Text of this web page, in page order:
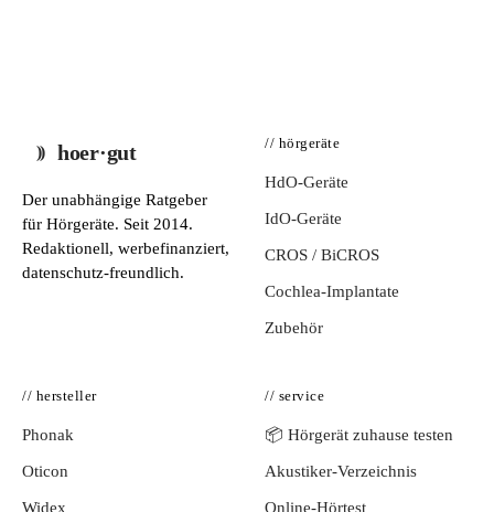
hoer·gut
Der unabhängige Ratgeber
für Hörgeräte. Seit 2014.
Redaktionell, werbefinanziert,
datenschutz-freundlich.
// hörgeräte
HdO-Geräte
IdO-Geräte
CROS / BiCROS
Cochlea-Implantate
Zubehör
// hersteller
Phonak
Oticon
Widex
// service
📦 Hörgerät zuhause testen
Akustiker-Verzeichnis
Online-Hörtest